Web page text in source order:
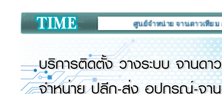
ศูนย์จำหน่าย จานดาวเทียม กล้องวงจ